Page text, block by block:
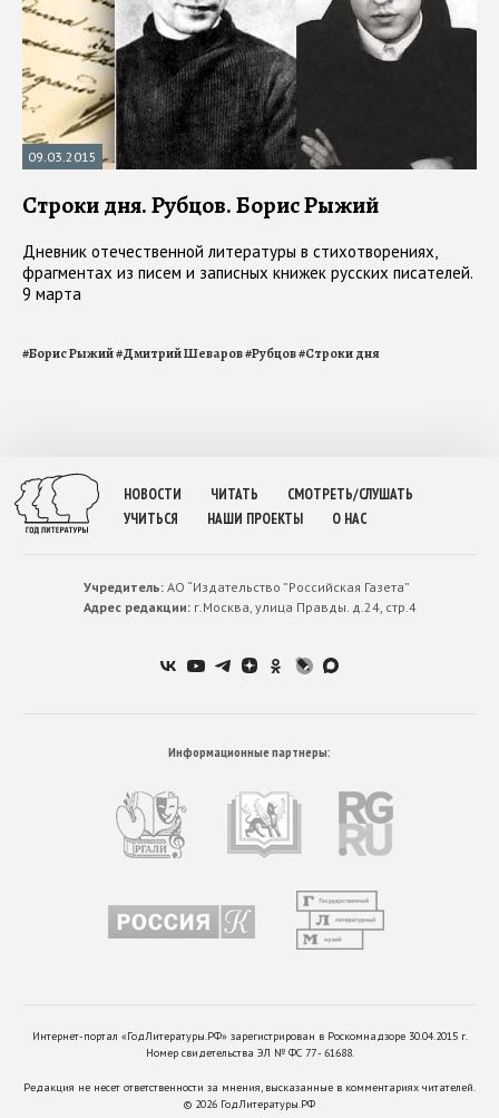
09.03.2015
Строки дня. Рубцов. Борис Рыжий
Дневник отечественной литературы в стихотворениях,
фрагментах из писем и записных книжек русских писателей.
9 марта
#Борис Рыжий#Дмитрий Шеваров#Рубцов#Строки дня
НОВОСТИ ЧИТАТЬ
СМОТРЕТЬ/СЛУШАТЬ
УЧИТЬСЯ
НАШИ ПРОЕКТЫ О НАС
Учредитель:АО “Издательство ”Российская Газета”
Адрес редакции:г.Москва, улица Правды. д.24, стр.4
Информационные партнеры:
Интернет-портал «ГодЛитературы.РФ» зарегистрирован в Роскомнадзоре 30.04.2015 г.
Номер свидетельства ЭЛ № ФС 77 - 61688.
Редакция не несет ответственности за мнения, высказанные в комментариях читателей.
© 2026 ГодЛитературы.РФ